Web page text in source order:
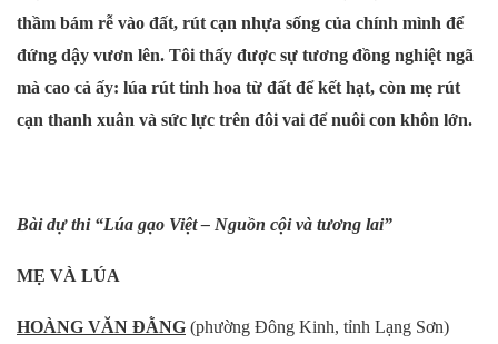
thầm bám rễ vào đất, rút cạn nhựa sống của chính mình để
đứng dậy vươn lên. Tôi thấy được sự tương đồng nghiệt ngã
mà cao cả ấy: lúa rút tinh hoa từ đất để kết hạt, còn mẹ rút
cạn thanh xuân và sức lực trên đôi vai để nuôi con khôn lớn.
Bài dự thi “Lúa gạo Việt – Nguồn cội và tương lai”
MẸ VÀ LÚA
HOÀNG VĂN ĐẰNG (phường Đông Kinh, tỉnh Lạng Sơn)